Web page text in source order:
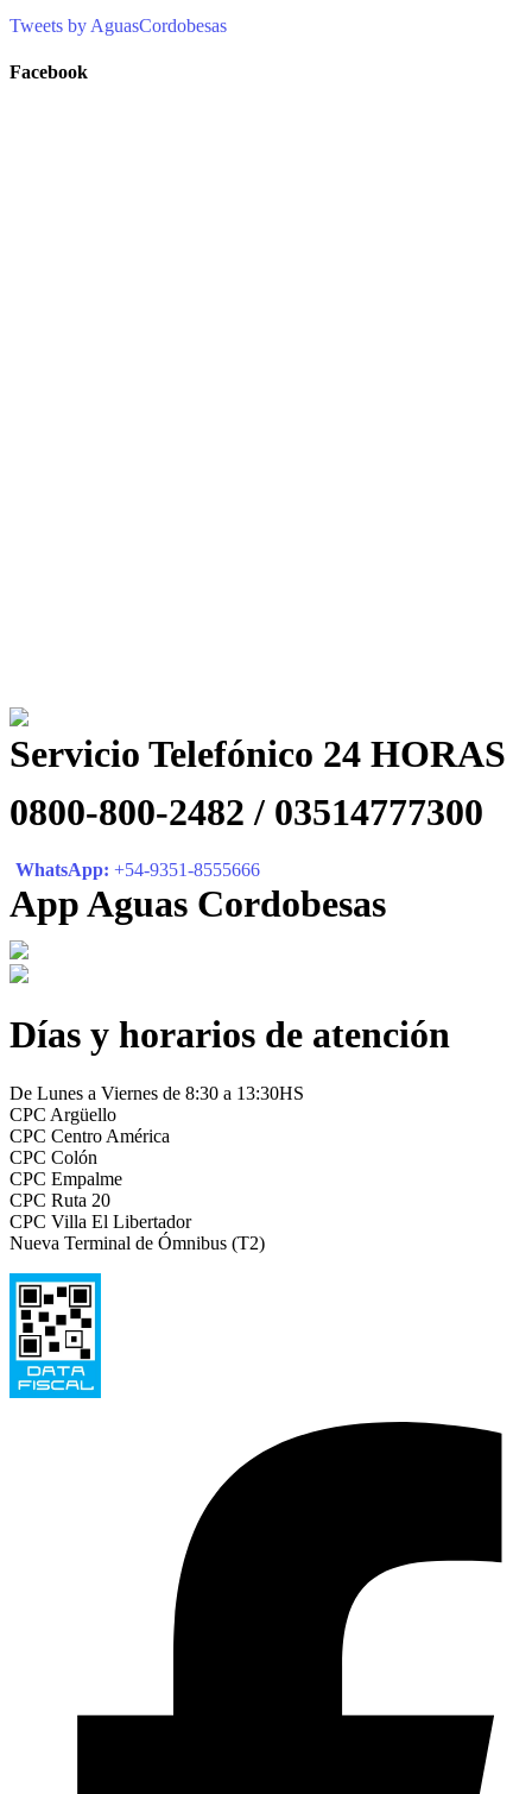
Tweets by AguasCordobesas
Facebook
Servicio Telefónico 24 HORAS
0800-800-2482 / 03514777300
WhatsApp: +54-9351-8555666
App Aguas Cordobesas
Días y horarios de atención
De Lunes a Viernes de 8:30 a 13:30HS
CPC Argüello
CPC Centro América
CPC Colón
CPC Empalme
CPC Ruta 20
CPC Villa El Libertador
Nueva Terminal de Ómnibus (T2)